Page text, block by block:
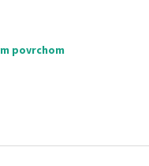
povrchom